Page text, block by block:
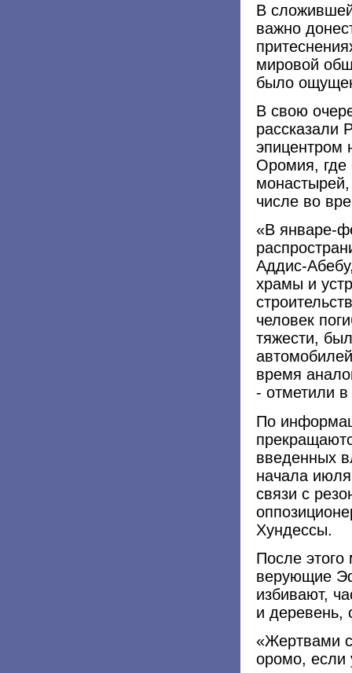
В
важно
мировой
было
В свою
рассказали
эпицентром
Оромия, где
числе во
«В январе-
Аддис-
храмы и
человек
тяжести,
время
- отметили
По
введенных
начала
связи с
Хундессы.
После
верующие
избивают,
и
«Жертвами
оромо, если